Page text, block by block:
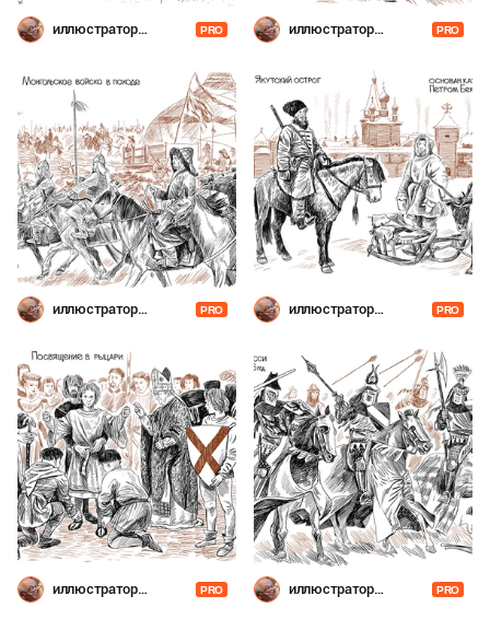
иллюстратор
PRO
иллюстратор
PRO
иллюстратор
PRO
иллюстратор
PRO
иллюстратор
PRO
иллюстратор
PRO